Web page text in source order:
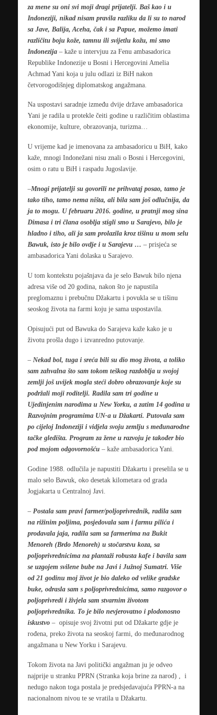
za mene su oni svi moji dragi prijatelji. Baš kao i u
Indoneziji, nikad nisam pravila razliku da li su to narod
sa Jave, Balija, Aceha, čak i sa Papue, možemo imati
različitu boju kože, tamnu ili svijetlu kožu, mi smo
Indonezija– kaže u intervjuu za Fenu ambasadorica
Republike Indonezije u Bosni i Hercegovini Amelia
Achmad Yani koja u julu odlazi iz BiH nakon
četvorogodišnjeg diplomatskog angažmana.
Na uspostavi saradnje između dvije države ambasadorica
Yani je radila u protekle čeiti godine u različitim oblastima
ekonomije, kulture, obrazovanja, turizma…
U vrijeme kad je imenovana za ambasadoricu u BiH, kako
kaže, mnogi Indonežani nisu znali o Bosni i Hercegovini,
osim o ratu u BiH i raspadu Jugoslavije.
–Mnogi prijatelji su govorili ne prihvataj posao, tamo je
tako tiho, tamo nema ništa, ali bila sam još odlučnija, da
ja to mogu. U februaru 2016. godine, u pratnji mog sina
Dimasa i tri člana osoblja stigli smo u Sarajevo, bilo je
hladno i tiho, ali ja sam prolazila kroz tišinu u mom selu
Bawuk, isto je bilo ovdje i u Sarajevu … – prisjeća se
ambasadorica Yani dolaska u Sarajevo.
U tom kontekstu pojašnjava da je selo Bawuk bilo njena
adresa više od 20 godina, nakon što je napustila
preglomaznu i prebučnu Džakartu i povukla se u tišinu
seoskog života na farmi koju je sama uspostavila.
Opisujući put od Bawuka do Sarajeva kaže kako je u
životu prošla dugo i izvanredno putovanje.
– Nekad bol, tuga i sreća bili su dio mog života, a toliko
sam zahvalna što sam tokom teškog razdoblja u svojoj
zemlji još uvijek mogla steći dobro obrazovanje koje su
podržali moji roditelji. Radila sam tri godine u
Ujedinjenim narodima u New Yorku, a zatim 14 godina u
Razvojnim programima UN-a u Džakarti. Putovala sam
po cijeloj Indoneziji i vidjela svoju zemlju s međunarodne
tačke gledišta. Program za žene u razvoju je također bio
pod mojom odgovornošću– kaže ambasadorica Yani.
Godine 1988. odlučila je napustiti Džakartu i preselila se u
malo selo Bawuk, oko desetak kilometara od grada
Jogjakarta u Centralnoj Javi.
– Postala sam pravi farmer/poljoprivrednik, radila sam
na rižinim poljima, posjedovala sam i farmu pilića i
prodavala jaja, radila sam sa farmerima na Bukit
Menoreh (Brdo Menoreh) u stočarstvu koza, sa
poljoprivrednicima na plantaži robusta kafe i bavila sam
se uzgojem svilene bube na Javi i Južnoj Sumatri. Više
od 21 godinu moj život je bio daleko od velike gradske
buke, odrasla sam s poljoprivrednicima, samo razgovor o
poljoprivredi i živjela sam stvarnim životom
poljoprivrednika. To je bilo nevjerovatno i plodonosno
iskustvo– opisuje svoj životni put od Džakarte gdje je
rođena, preko života na seoskoj farmi, do međunarodnog
angažmana u New Yorku i Sarajevu.
Tokom života na Javi politički angažman ju je odveo
najprije u stranku PPRN (Stranka koja brine za narod) , i
nedugo nakon toga postala je predsjedavajuća PPRN-a na
nacionalnom nivou te se vratila u Džakartu.